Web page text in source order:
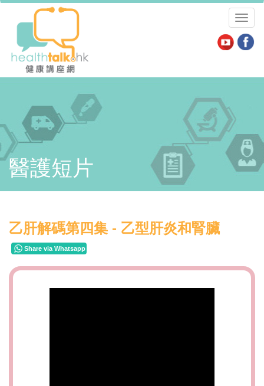
醫護短片
乙肝解碼第四集 - 乙型肝炎和腎臟
Share via Whatsapp